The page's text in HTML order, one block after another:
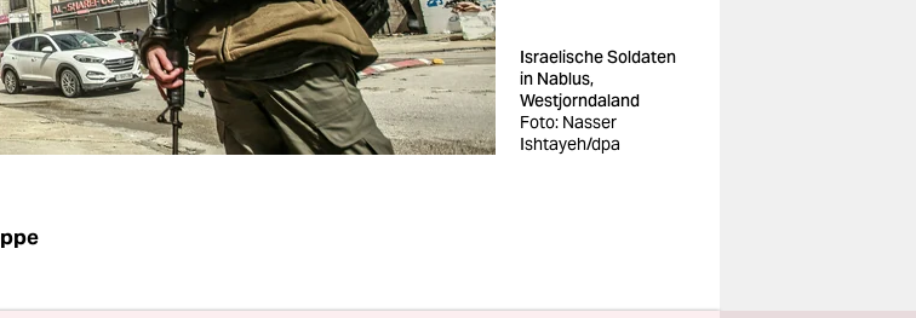
Israelische Soldaten
in Nablus,
Westjorndaland
Foto: Nasser
Ishtayeh/dpa